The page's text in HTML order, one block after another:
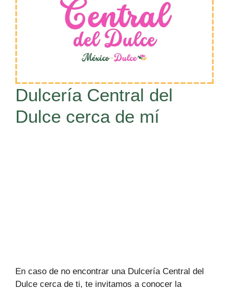
Dulcería Central del
Dulce cerca de mí
En caso de no encontrar una Dulcería Central del
Dulce cerca de ti, te invitamos a conocer la